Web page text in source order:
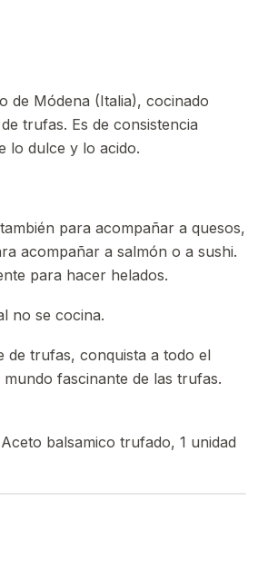
de Módena (Italia), cocinado
trufas. Es de consistencia
lo dulce y lo acido.
para acompañar a quesos,
acompañar a salmón o a sushi.
para hacer helados.
no se cocina.
de trufas, conquista a todo el
fascinante de las trufas.
balsamico trufado, 1 unidad